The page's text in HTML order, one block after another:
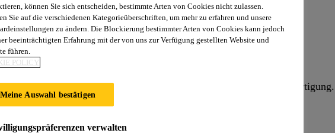
Silikonkleb-/dichtstoff für die industrielle Fertigung. Sikasil® AS-785 ist nicht
können Sie sich entscheiden, bestimmte Arten von Cookies nicht zulassen.
Sie auf die verschiedenen Kategorieüberschriften, um mehr zu erfahren und unsere
zu ändern. Die Blockierung bestimmter Arten von Cookies kann jedoch
beeinträchtigten Erfahrung mit der von uns zur Verfügung gestellten Website und
führen.
POLICY
Meine Auswahl bestätigen
verwalten